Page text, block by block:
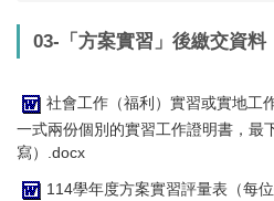
03-「方案實習」後繳交資料
社會工作（福利）實習或實地工
一式兩份個別的實習工作證明書，最
寫）.docx
114學年度方案實習評量表（每